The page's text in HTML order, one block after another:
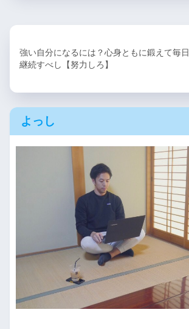
強い自分になるには？心身ともに鍛えて毎日
継続すべし【努力しろ】
よっし